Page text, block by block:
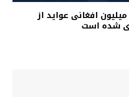
در پنج ماه گذشته ۸.۱ میلیون افغانی عواید از
شده است